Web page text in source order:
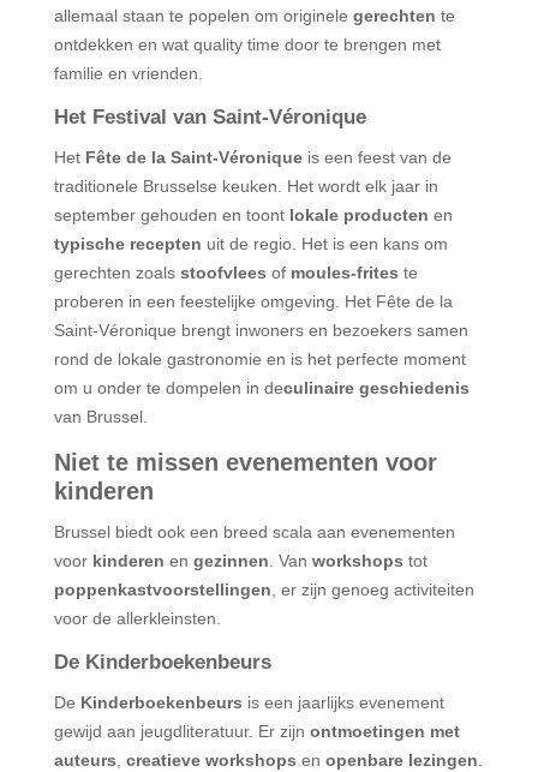
allemaal staan te popelen om originele gerechten te
ontdekken en wat quality time door te brengen met
familie en vrienden.
Het Festival van Saint-Véronique
Het Fête de la Saint-Véroniqueis een feest van de
traditionele Brusselse keuken. Het wordt elk jaar in
september gehouden en toont lokale producten en
typische recepten uit de regio. Het is een kans om
gerechten zoals stoofvlees of moules-frites te
proberen in een feestelijke omgeving. Het Fête de la
Saint-Véronique brengt inwoners en bezoekers samen
rond de lokale gastronomie en is het perfecte moment
om u onder te dompelen in deculinaire geschiedenis
van Brussel.
Niet te missen evenementen voor
kinderen
Brussel biedt ook een breed scala aan evenementen
voor kinderen en gezinnen . Van workshops tot
poppenkastvoorstellingen , er zijn genoeg activiteiten
voor de allerkleinsten.
De Kinderboekenbeurs
De Kinderboekenbeurs is een jaarlijks evenement
gewijd aan jeugdliteratuur. Er zijn ontmoetingen met
auteurs creatieve workshops en openbare lezingen